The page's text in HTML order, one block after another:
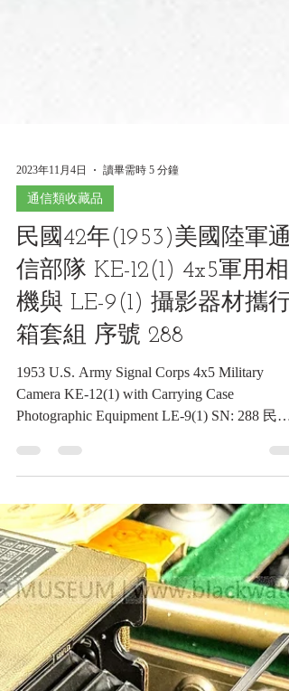
2023年11月4日 讀畢需時 5 分鐘
通信類收藏品
民國42年(1953)美國陸軍通
信部隊 KE-12(1) 4x5軍用相
機與 LE-9(1) 攝影器材攜行
箱套組 序號 288
1953 U.S. Army Signal Corps 4x5 Military
Camera KE-12(1) with Carrying Case
42年(1953)美國陸軍通信部隊 KE-12(1) 4x5軍
用相機與 LE-9(1) 攝影器材攜行箱套組 序號
288《Black Water Museum Collections | 黑水博
物館館藏》 1.基本資料 文物名稱： 民國42
(1953)美國陸軍通信部隊 KE-12(1) 4x5軍用相
機與 LE-9(1) 攝影器材攜行箱套組 序號 288
文名稱： 1953 U.S. Army Signal Corps 4x5
Military Camera KE-12(1) with Carrying Case